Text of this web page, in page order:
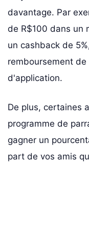
davantage. Par
de R$100 dans un
un cashback de
remboursement
d'application.
De plus, certaines
programme de
gagner un
part de vos amis